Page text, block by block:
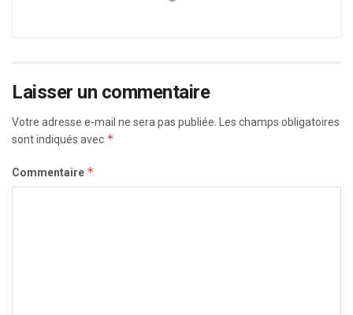
Laisser un commentaire
Votre adresse e-mail ne sera pas publiée.
Les champs obligatoires
sont indiqués avec *
Commentaire *